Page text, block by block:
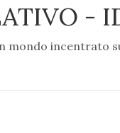
-
mondo incentrato